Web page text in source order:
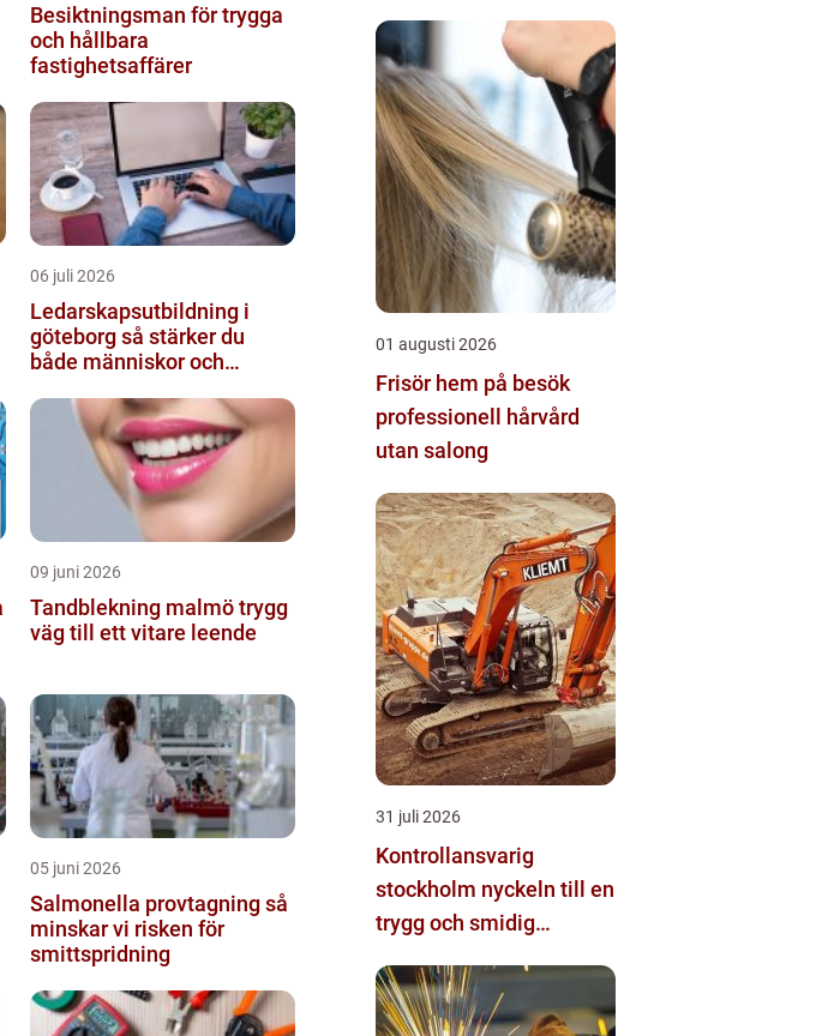
Besiktningsman för trygga
och hållbara
fastighetsaffärer
06 juli 2026
Ledarskapsutbildning i
göteborg så stärker du
både människor och
09 juni 2026
Tandblekning malmö trygg
väg till ett vitare leende
05 juni 2026
Salmonella provtagning så
minskar vi risken för
smittspridning
01 augusti 2026
Frisör hem på besök
professionell hårvård
utan salong
31 juli 2026
Kontrollansvarig
stockholm nyckeln till en
trygg och smidig